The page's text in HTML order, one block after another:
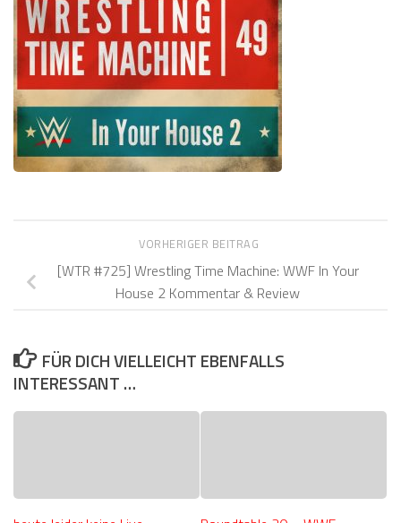
VORHERIGER BEITRAG
[WTR #725] Wrestling Time Machine: WWF In Your
House 2 Kommentar & Review
FÜR DICH VIELLEICHT EBENFALLS
INTERESSANT …